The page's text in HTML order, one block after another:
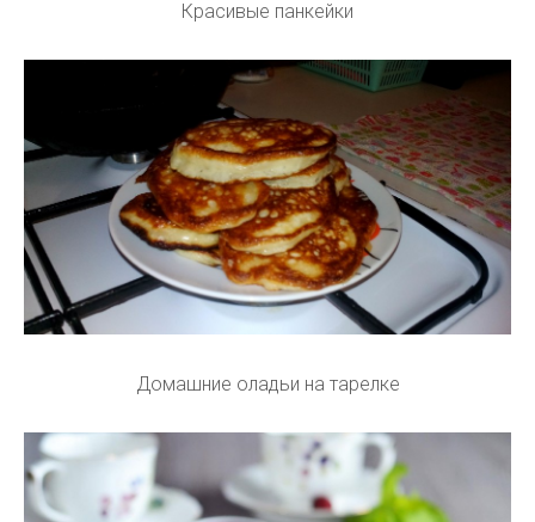
Красивые панкейки
Домашние оладьи на тарелке